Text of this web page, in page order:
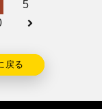
5
戻る